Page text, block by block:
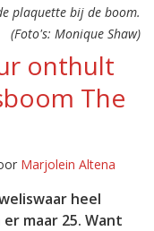
plaquette bij de boom.
(Foto's: Monique Shaw)
onthult
The
Marjolein Altena
heel
maar 25. Want